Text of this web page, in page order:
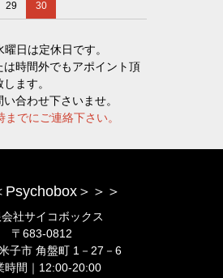
29 30
日は定休日です。
は時間外でもアポイント頂
ます。
合わせ下さいませ。
でにご連絡下さい。
Psychobox＞＞＞
社サイコボックス
〒683-0812
子市 角盤町 1－27－6
時間｜12:00-20:00